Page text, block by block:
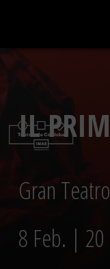
contenido
IL
Gran Teatro
8 Feb. | 20